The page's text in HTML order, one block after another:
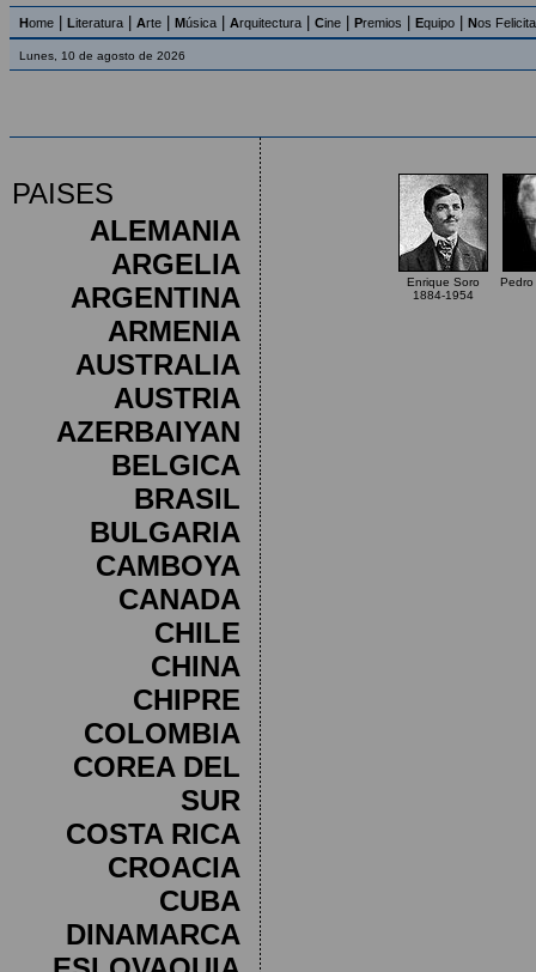
Home Literatura Arte Música Arquitectura Cine Premios Equipo Nos
Lunes, 10 de agosto de 2026
PAISES
ALEMANIA
ARGELIA
ARGENTINA
ARMENIA
AUSTRALIA
AUSTRIA
AZERBAIYAN
BELGICA
BRASIL
BULGARIA
CAMBOYA
CANADA
CHILE
CHINA
CHIPRE
COLOMBIA
COREA DEL
SUR
COSTA RICA
CROACIA
CUBA
DINAMARCA
Enrique Soro
1884-1954
Pedro